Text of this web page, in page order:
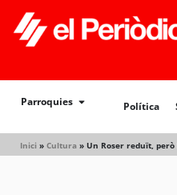
Parroquies Política
Inici » Cultura » Un Roser reduït,
Política